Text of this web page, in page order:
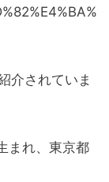
介されていま
まれ、東京都